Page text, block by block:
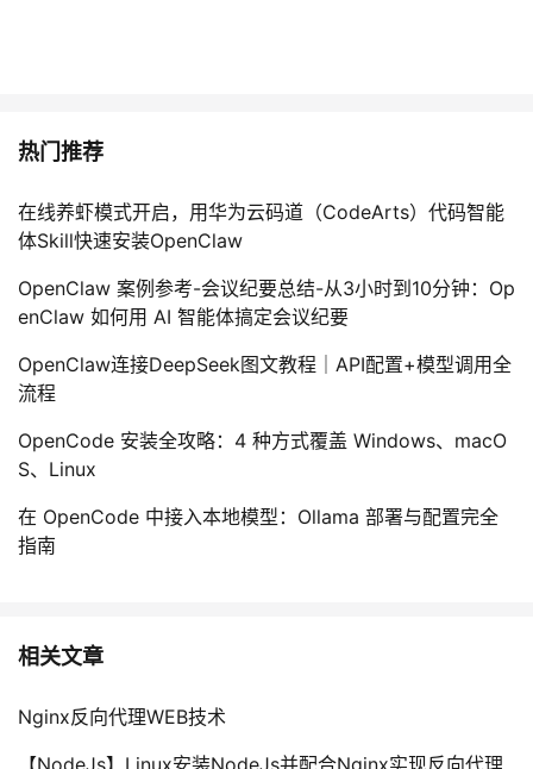
热门推荐
在线养虾模式开启，用华为云码道（CodeArts）代码智能
体Skill快速安装OpenClaw
OpenClaw 案例参考-会议纪要总结-从3小时到10分钟：Op
enClaw 如何用 AI 智能体搞定会议纪要
OpenClaw连接DeepSeek图文教程｜API配置+模型调用全
流程
OpenCode 安装全攻略：4 种方式覆盖 Windows、macO
S、Linux
在 OpenCode 中接入本地模型：Ollama 部署与配置完全
指南
相关文章
Nginx反向代理WEB技术